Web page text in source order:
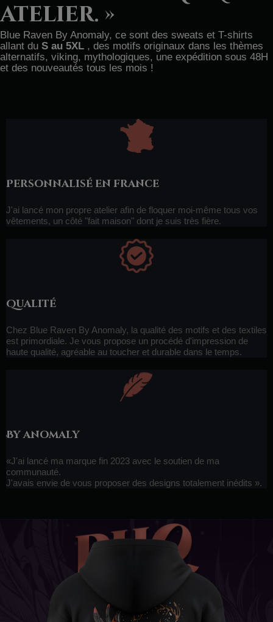
atelier. »
Blue Raven By Anomaly, ce sont des sweats et T-shirts
allant du S au 5XL , des motifs originaux dans les thèmes
alternatifs, viking, mythologiques, une expédition sous 48H
et des nouveautés tous les mois !
Personnalisé en france
J'ai lancé mon propre atelier afin de floquer moi-même tous vos
vêtements, un côté "fait maison" dont je suis très fière.
Qualité
Chez Blue Raven By Anomaly, la qualité des motifs et des textiles
est primordiale. Je vous propose un procédé d'impression de
haute qualité, agréable au toucher et durable dans le temps.
By anomaly
«J'ai lancé ma marque fin 2023 avec le soutien de ma
communauté.
J'avais envie de vous proposer des designs totalement inédits ».